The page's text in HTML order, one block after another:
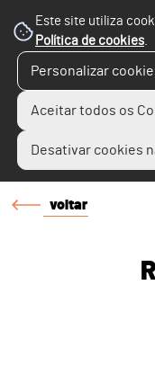
Este site utiliza
Política de cookies.
Personalizar
Aceitar todos os
Desativar cookies
voltar